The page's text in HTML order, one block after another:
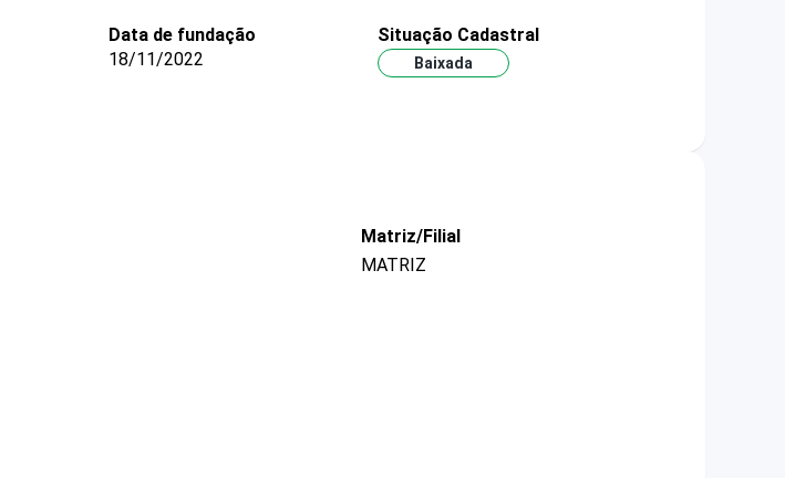
Data de fundação
18/11/2022
Situação Cadastral
Baixada
Matriz/Filial
MATRIZ